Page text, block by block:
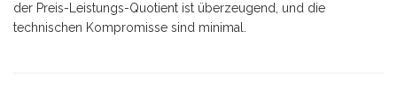
der Preis-Leistungs-Quotient ist überzeugend, und die
technischen Kompromisse sind minimal.